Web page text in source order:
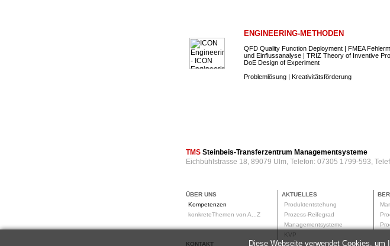
ENGINEERING-METHODEN
QFD Quality Function Deployment | FMEA
und Einflussanalyse | TRIZ Theory of Inventive
DoE Design of Experiment
Problemlösung | Kreativitätsförderung
TMS Steinbeis-Transferzentrum Managementsysteme
Eichbühlstrasse 18, 89079 Ulm, Telefon: 07305 1799-593,
ÜBER UNS
Kompetenzen
konkreteThemen von A...Z
AKTUELLES
Produktentstehung
Prozess-Reifegrad
Managementsysteme
KVP
KONTAKT
Diese Webseite verwendet Cookies, um